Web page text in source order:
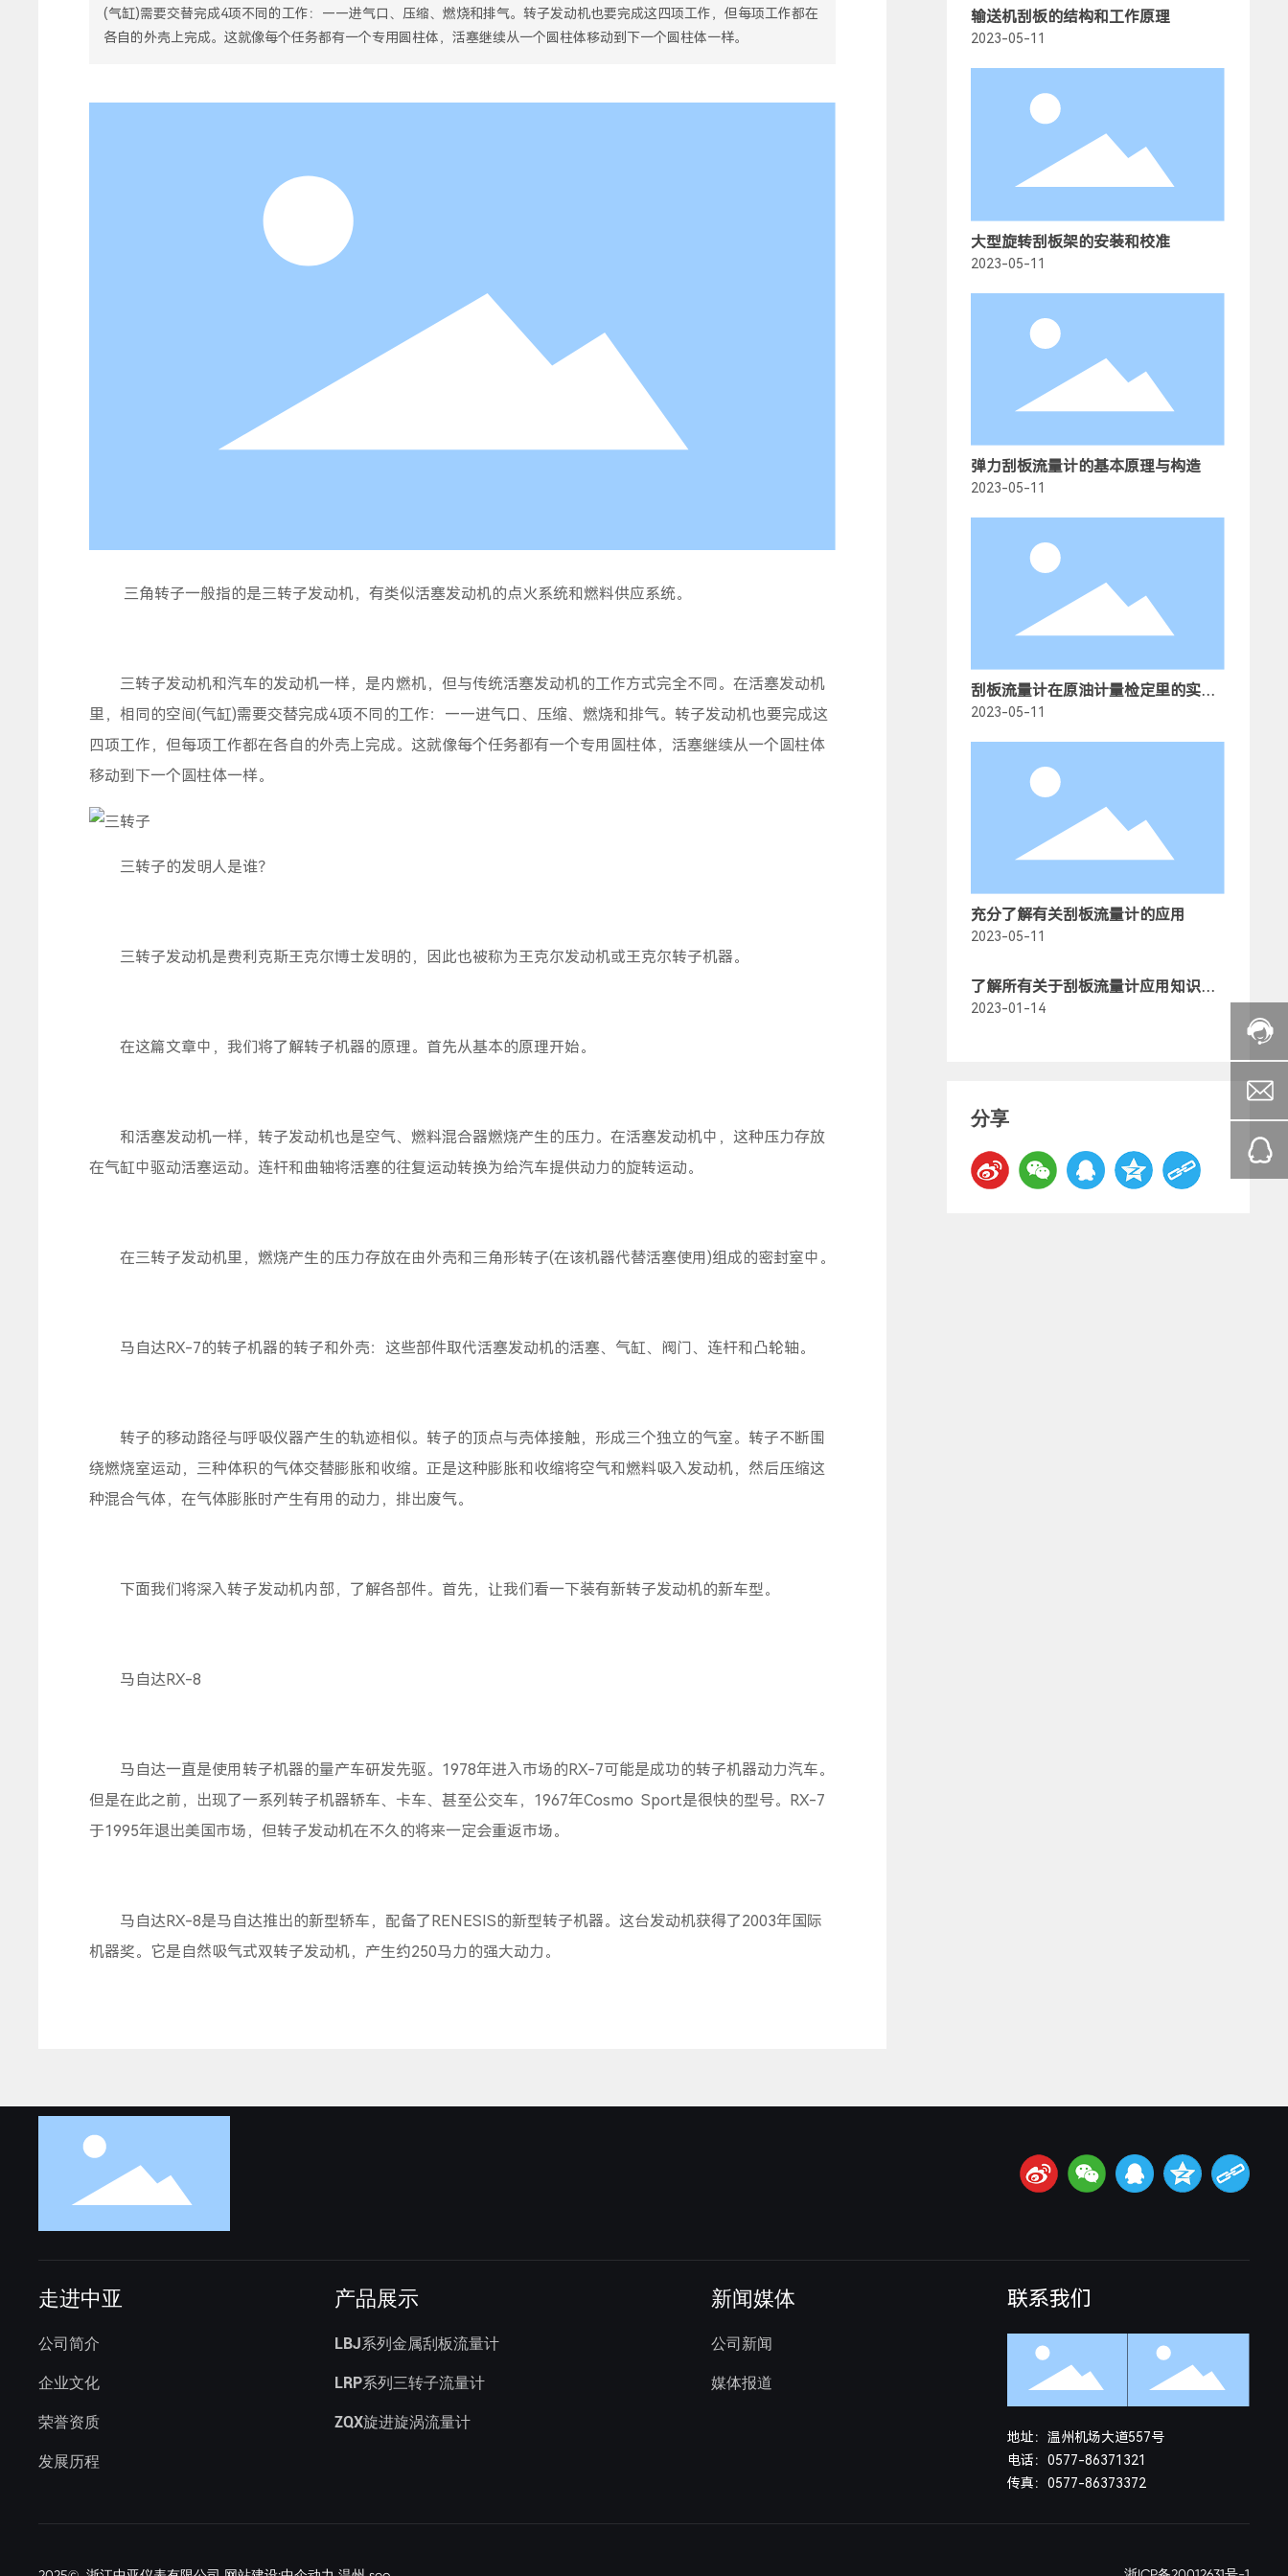
(气缸)需要交替完成4项不同的工作：——进气口、压缩、燃烧和排气。转子发动机也要完成这四项工作，但每项工作都在
各自的外壳上完成。这就像每个任务都有一个专用圆柱体，活塞继续从一个圆柱体移动到下一个圆柱体一样。
三角转子一般指的是三转子发动机，有类似活塞发动机的点火系统和燃料供应系统。
三转子发动机和汽车的发动机一样，是内燃机，但与传统活塞发动机的工作方式完全不同。在活塞发动机
里，相同的空间(气缸)需要交替完成4项不同的工作：——进气口、压缩、燃烧和排气。转子发动机也要完成这
四项工作，但每项工作都在各自的外壳上完成。这就像每个任务都有一个专用圆柱体，活塞继续从一个圆柱体
移动到下一个圆柱体一样。
三转子的发明人是谁？
三转子发动机是费利克斯王克尔博士发明的，因此也被称为王克尔发动机或王克尔转子机器。
在这篇文章中，我们将了解转子机器的原理。首先从基本的原理开始。
和活塞发动机一样，转子发动机也是空气、燃料混合器燃烧产生的压力。在活塞发动机中，这种压力存放
在气缸中驱动活塞运动。连杆和曲轴将活塞的往复运动转换为给汽车提供动力的旋转运动。
在三转子发动机里，燃烧产生的压力存放在由外壳和三角形转子(在该机器代替活塞使用)组成的密封室中。
马自达RX-7的转子机器的转子和外壳：这些部件取代活塞发动机的活塞、气缸、阀门、连杆和凸轮轴。
转子的移动路径与呼吸仪器产生的轨迹相似。转子的顶点与壳体接触，形成三个独立的气室。转子不断围
绕燃烧室运动，三种体积的气体交替膨胀和收缩。正是这种膨胀和收缩将空气和燃料吸入发动机，然后压缩这
种混合气体，在气体膨胀时产生有用的动力，排出废气。
下面我们将深入转子发动机内部，了解各部件。首先，让我们看一下装有新转子发动机的新车型。
马自达RX-8
马自达一直是使用转子机器的量产车研发先驱。1978年进入市场的RX-7可能是成功的转子机器动力汽车。
但是在此之前，出现了一系列转子机器轿车、卡车、甚至公交车，1967年Cosmo Sport是很快的型号。RX-7
于1995年退出美国市场，但转子发动机在不久的将来一定会重返市场。
马自达RX-8是马自达推出的新型轿车，配备了RENESIS的新型转子机器。这台发动机获得了2003年国际
机器奖。它是自然吸气式双转子发动机，产生约250马力的强大动力。
输送机刮板的结构和工作原理
2023-05-11
大型旋转刮板架的安装和校准
2023-05-11
弹力刮板流量计的基本原理与构造
2023-05-11
刮板流量计在原油计量检定里的实验
特点
2023-05-11
充分了解有关刮板流量计的应用
2023-05-11
了解所有关于刮板流量计应用知识大
全
2023-01-14
分享
走进中亚
公司简介
企业文化
荣誉资质
发展历程
产品展示
LBJ系列金属刮板流量计
LRP系列三转子流量计
ZQX旋进旋涡流量计
新闻媒体
公司新闻
媒体报道
联系我们
地址：温州机场大道557号
电话： 0577-86371321
传真：0577-86373372